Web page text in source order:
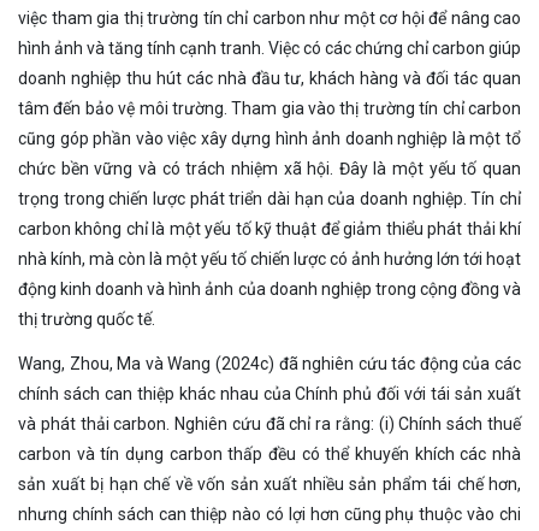
việc tham gia thị trường tín chỉ carbon như một cơ hội để nâng cao
hình ảnh và tăng tính cạnh tranh. Việc có các chứng chỉ carbon giúp
doanh nghiệp thu hút các nhà đầu tư, khách hàng và đối tác quan
tâm đến bảo vệ môi trường. Tham gia vào thị trường tín chỉ carbon
cũng góp phần vào việc xây dựng hình ảnh doanh nghiệp là một tổ
chức bền vững và có trách nhiệm xã hội. Đây là một yếu tố quan
trọng trong chiến lược phát triển dài hạn của doanh nghiệp. Tín chỉ
carbon không chỉ là một yếu tố kỹ thuật để giảm thiểu phát thải khí
nhà kính, mà còn là một yếu tố chiến lược có ảnh hưởng lớn tới hoạt
động kinh doanh và hình ảnh của doanh nghiệp trong cộng đồng và
thị trường quốc tế.
Wang, Zhou, Ma và Wang (2024c) đã nghiên cứu tác động của các
chính sách can thiệp khác nhau của Chính phủ đối với tái sản xuất
và phát thải carbon. Nghiên cứu đã chỉ ra rằng: (i) Chính sách thuế
carbon và tín dụng carbon thấp đều có thể khuyến khích các nhà
sản xuất bị hạn chế về vốn sản xuất nhiều sản phẩm tái chế hơn,
nhưng chính sách can thiệp nào có lợi hơn cũng phụ thuộc vào chi